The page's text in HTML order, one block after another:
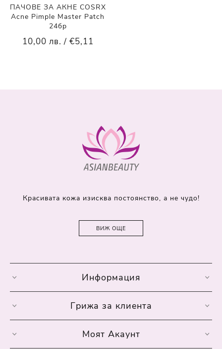
ПАЧОВЕ ЗА АКНЕ COSRX
Acne Pimple Master Patch
24бр
10,00 лв. / €5,11
Красивата кожа изисква постоянство, а не чудо!
ВИЖ ОЩЕ
Информация
Грижа за клиента
Моят Акаунт